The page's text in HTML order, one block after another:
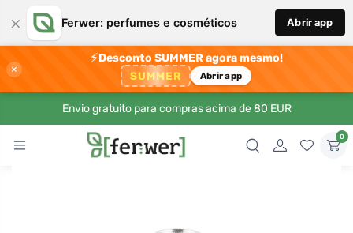
× Ferwer: perfumes e cosméticos Abrir app
×
⚡Desconto SUMMER agora mesmo!
SUMMER Abrir app
Envio gratuito para compras acima de 80 EUR
0